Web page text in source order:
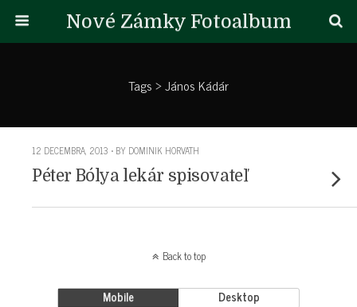
Nové Zámky Fotoalbum
Tags › János Kádár
12 DECEMBRA, 2013 • BY DOMINIK HORVATH
Péter Bólya lekár spisovateľ
Back to top
Mobile Desktop